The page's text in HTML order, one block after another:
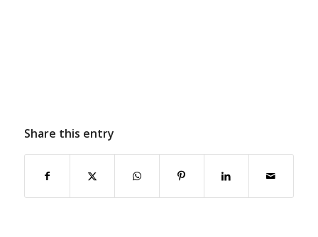
Share this entry